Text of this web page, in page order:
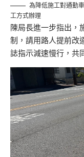
為降低施工對通勤
工方式辦理
陳局長進一步指出，
制，請用路人提前改
誌指示減速慢行，共